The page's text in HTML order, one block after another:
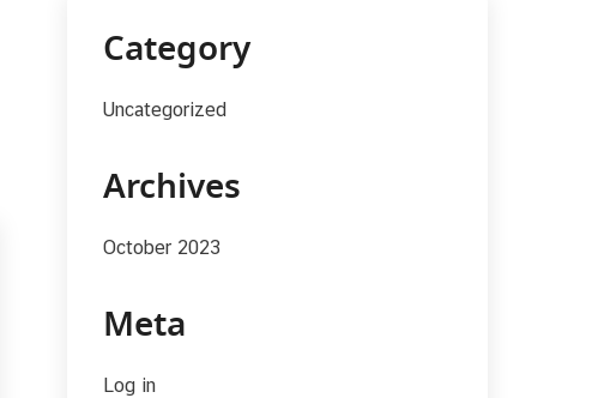
Category
Uncategorized
Archives
October 2023
Meta
Log in